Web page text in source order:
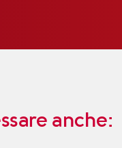
anche: